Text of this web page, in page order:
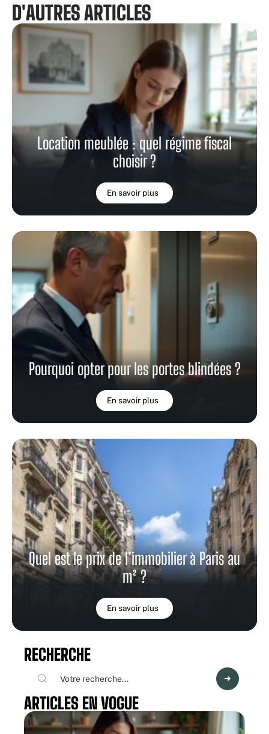
D'AUTRES ARTICLES
Location meublée : quel régime fiscal
choisir ?
En savoir plus
Pourquoi opter pour les portes blindées ?
En savoir plus
Quel est le prix de l’immobilier à Paris au
m² ?
En savoir plus
RECHERCHE
ARTICLES EN VOGUE